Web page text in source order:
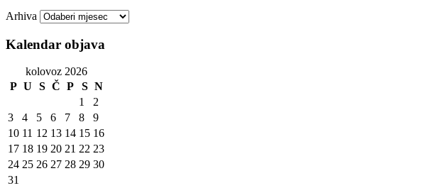
Arhiva
Kalendar objava
kolovoz 2026
P U S Č P S N
1
2
3
4 5 6 7 8
9
10 11 12 13 14 15 16
17 18 19 20 21 22 23
24 25 26 27 28 29 30
31